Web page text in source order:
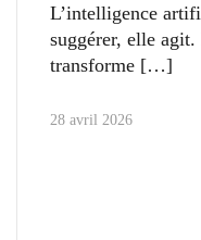
L’intelligence
suggérer, elle
transforme
28 avril 2026